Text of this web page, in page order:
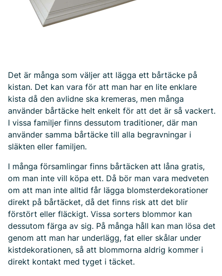
Det är många som väljer att lägga ett bårtäcke på
kistan. Det kan vara för att man har en lite enklare
kista då den avlidne ska kremeras, men många
använder bårtäcke helt enkelt för att det är så vackert.
I vissa familjer finns dessutom traditioner, där man
använder samma bårtäcke till alla begravningar i
släkten eller familjen.
I många församlingar finns bårtäcken att låna gratis,
om man inte vill köpa ett. Då bör man vara medveten
om att man inte alltid får lägga blomsterdekorationer
direkt på bårtäcket, då det finns risk att det blir
förstört eller fläckigt. Vissa sorters blommor kan
dessutom färga av sig. På många håll kan man lösa det
genom att man har underlägg, fat eller skålar under
kistdekorationen, så att blommorna aldrig kommer i
direkt kontakt med tyget i täcket.